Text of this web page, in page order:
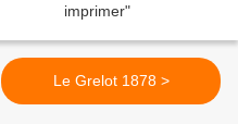
Le Grelot 1878 >